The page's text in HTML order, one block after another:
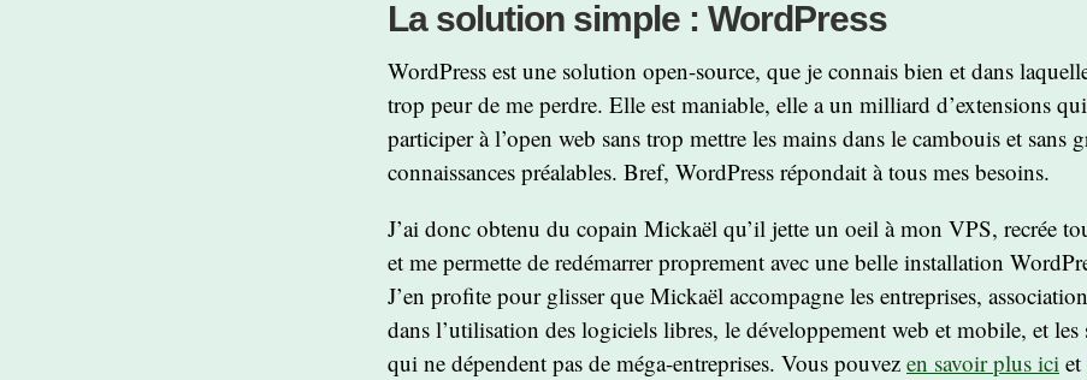
La solution simple : WordPress
WordPress est une solution open-source, que je connais bien et dans
trop peur de me perdre. Elle est maniable, elle a un milliard d’extensions
participer à l’open web sans trop mettre les mains dans le cambouis et sans
connaissances préalables. Bref, WordPress répondait à tous mes besoins.
J’ai donc obtenu du copain Mickaël qu’il jette un oeil à mon VPS, recrée
et me permette de redémarrer proprement avec une belle installation
J’en profite pour glisser que Mickaël accompagne les entreprises,
dans l’utilisation des logiciels libres, le développement web et mobile, et les
qui ne dépendent pas de méga-entreprises. Vous pouvez en savoir plus ici et